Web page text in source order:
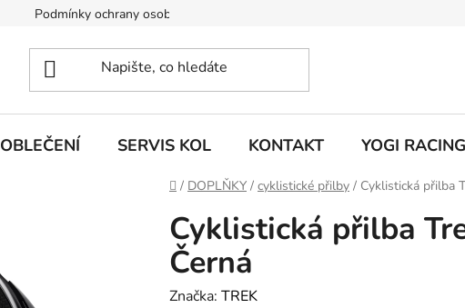
Podmínky ochrany osobních údajů
OBLEČENÍ SERVIS KOL KONTAKT YOGI
Domů
/ DOPLŇKY / cyklistické přilby / Cyklistická přilba
Cyklistická přilba
Černá
Značka: TREK